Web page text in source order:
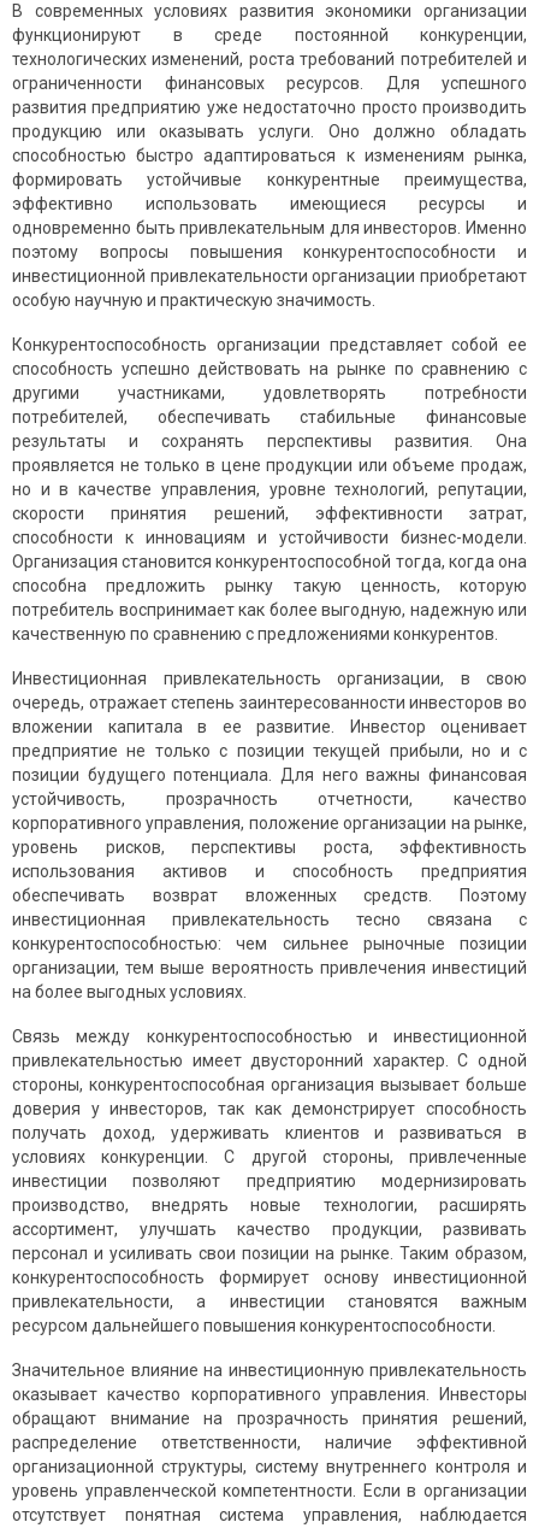
В современных условиях развития экономики организации
функционируют в среде постоянной конкуренции,
технологических изменений, роста требований потребителей и
ограниченности финансовых ресурсов. Для успешного
развития предприятию уже недостаточно просто производить
продукцию или оказывать услуги. Оно должно обладать
способностью быстро адаптироваться к изменениям рынка,
формировать устойчивые конкурентные преимущества,
эффективно использовать имеющиеся ресурсы и
одновременно быть привлекательным для инвесторов. Именно
поэтому вопросы повышения конкурентоспособности и
инвестиционной привлекательности организации приобретают
особую научную и практическую значимость.
Конкурентоспособность организации представляет собой ее
способность успешно действовать на рынке по сравнению с
другими участниками, удовлетворять потребности
потребителей, обеспечивать стабильные финансовые
результаты и сохранять перспективы развития. Она
проявляется не только в цене продукции или объеме продаж,
но и в качестве управления, уровне технологий, репутации,
скорости принятия решений, эффективности затрат,
способности к инновациям и устойчивости бизнес-модели.
Организация становится конкурентоспособной тогда, когда она
способна предложить рынку такую ценность, которую
потребитель воспринимает как более выгодную, надежную или
качественную по сравнению с предложениями конкурентов.
Инвестиционная привлекательность организации, в свою
очередь, отражает степень заинтересованности инвесторов во
вложении капитала в ее развитие. Инвестор оценивает
предприятие не только с позиции текущей прибыли, но и с
позиции будущего потенциала. Для него важны финансовая
устойчивость, прозрачность отчетности, качество
корпоративного управления, положение организации на рынке,
уровень рисков, перспективы роста, эффективность
использования активов и способность предприятия
обеспечивать возврат вложенных средств. Поэтому
инвестиционная привлекательность тесно связана с
конкурентоспособностью: чем сильнее рыночные позиции
организации, тем выше вероятность привлечения инвестиций
на более выгодных условиях.
Связь между конкурентоспособностью и инвестиционной
привлекательностью имеет двусторонний характер. С одной
стороны, конкурентоспособная организация вызывает больше
доверия у инвесторов, так как демонстрирует способность
получать доход, удерживать клиентов и развиваться в
условиях конкуренции. С другой стороны, привлеченные
инвестиции позволяют предприятию модернизировать
производство, внедрять новые технологии, расширять
ассортимент, улучшать качество продукции, развивать
персонал и усиливать свои позиции на рынке. Таким образом,
конкурентоспособность формирует основу инвестиционной
привлекательности, а инвестиции становятся важным
ресурсом дальнейшего повышения конкурентоспособности.
Значительное влияние на инвестиционную привлекательность
оказывает качество корпоративного управления. Инвесторы
обращают внимание на прозрачность принятия решений,
распределение ответственности, наличие эффективной
организационной структуры, систему внутреннего контроля и
уровень управленческой компетентности. Если в организации
отсутствует понятная система управления, наблюдается